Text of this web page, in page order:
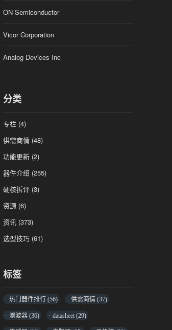
ON Semiconductor
Vicor Corporation
Analog Devices Inc
分类
专栏 (4)
供需商情 (48)
功能更新 (2)
器件介绍 (255)
硬核拆评 (3)
资源 (6)
资讯 (373)
选型技巧 (61)
标签
热门器件排行(56) 供需商情(37)
滤波器(36) datasheet(29)